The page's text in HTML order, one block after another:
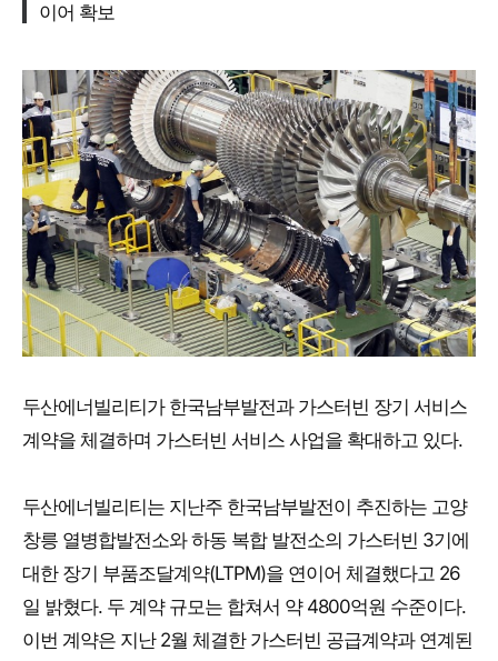
이어 확보
두산에너빌리티가 한국남부발전과 가스터빈 장기 서비스
계약을 체결하며 가스터빈 서비스 사업을 확대하고 있다.
두산에너빌리티는 지난주 한국남부발전이 추진하는 고양
창릉 열병합발전소와 하동 복합 발전소의 가스터빈 3기에
대한 장기 부품조달계약(LTPM)을 연이어 체결했다고 26
일 밝혔다. 두 계약 규모는 합쳐서 약 4800억원 수준이다.
이번 계약은 지난 2월 체결한 가스터빈 공급계약과 연계된